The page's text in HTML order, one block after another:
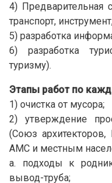
4) Предварительная
транспорт,
5) разработка
6) разработка
туризму).
Этапы работ по
1) очистка от мусора;
2) утверждение
(Союз
АМС и местным
а. подходы к
вывод-труба;